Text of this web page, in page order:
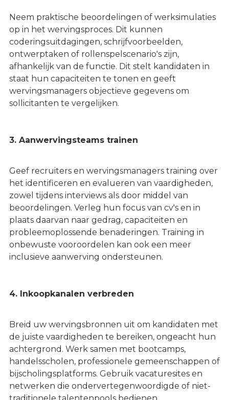
Neem praktische beoordelingen of werksimulaties
op in het wervingsproces. Dit kunnen
coderingsuitdagingen, schrijfvoorbeelden,
ontwerptaken of rollenspelscenario's zijn,
afhankelijk van de functie. Dit stelt kandidaten in
staat hun capaciteiten te tonen en geeft
wervingsmanagers objectieve gegevens om
sollicitanten te vergelijken.
3. Aanwervingsteams trainen
Geef recruiters en wervingsmanagers training over
het identificeren en evalueren van vaardigheden,
zowel tijdens interviews als door middel van
beoordelingen. Verleg hun focus van cv's en in
plaats daarvan naar gedrag, capaciteiten en
probleemoplossende benaderingen. Training in
onbewuste vooroordelen kan ook een meer
inclusieve aanwerving ondersteunen.
4. Inkoopkanalen verbreden
Breid uw wervingsbronnen uit om kandidaten met
de juiste vaardigheden te bereiken, ongeacht hun
achtergrond. Werk samen met bootcamps,
handelsscholen, professionele gemeenschappen of
bijscholingsplatforms. Gebruik vacaturesites en
netwerken die ondervertegenwoordigde of niet-